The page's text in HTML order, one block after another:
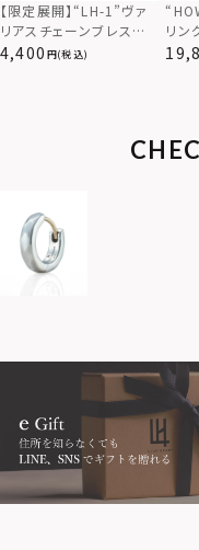
【限定展開】“LH-1”ヴァ
リアスチェーンブレスレッ
ト/アズキ/サージカルス
4,400 (税込)
リン